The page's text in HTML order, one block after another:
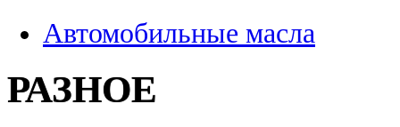
Автомобильные масла
РАЗНОЕ